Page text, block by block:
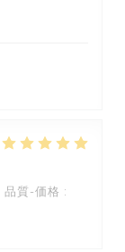
品質-価格 :